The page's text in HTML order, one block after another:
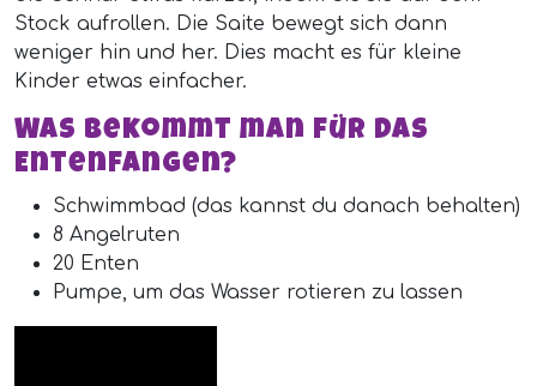
Stock aufrollen. Die Saite bewegt sich dann
weniger hin und her. Dies macht es für kleine
Kinder etwas einfacher.
Was bekommt man für das
Entenfangen?
Schwimmbad (das kannst du danach behalten)
8 Angelruten
20 Enten
Pumpe, um das Wasser rotieren zu lassen